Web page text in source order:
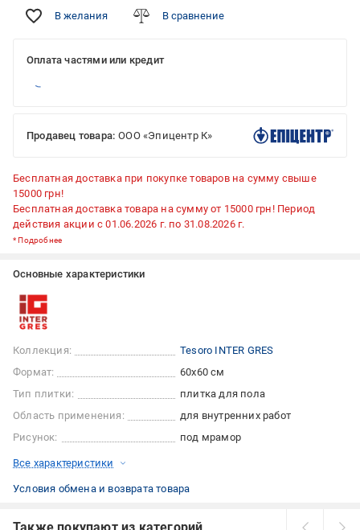
В желания В сравнение
Оплата частями или кредит
Продавец товара: ООО «Эпицентр К»
Бесплатная доставка при покупке товаров на сумму свыше
15000 грн!
Бесплатная доставка товара на сумму от 15000 грн! Период
действия акции с 01.06.2026 г. по 31.08.2026 г.
*Подробнее
Основные характеристики
Коллекция:
Tesoro INTER GRES
Формат:
60x60 см
Тип плитки:
плитка для пола
Область применения:
для внутренних работ
Рисунок:
под мрамор
Все характеристики
Условия обмена и возврата товара